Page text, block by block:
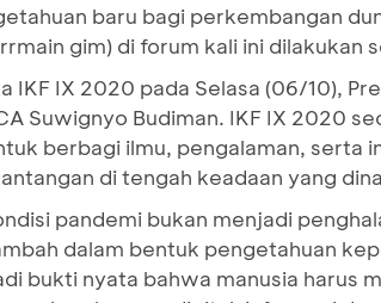
baru bagi perkembangan
gim) di forum kali ini dilakukan
IKF IX 2020 pada Selasa (06/10),
Suwignyo Budiman. IKF IX 2020
berbagi ilmu, pengalaman, serta
di tengah keadaan yang
pandemi bukan menjadi
dalam bentuk pengetahuan
bukti nyata bahwa manusia harus